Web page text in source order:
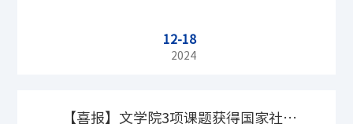
讨会在北京师范大学珠海校区成功举行
12-18
2024
【喜报】文学院3项课题获得国家社科